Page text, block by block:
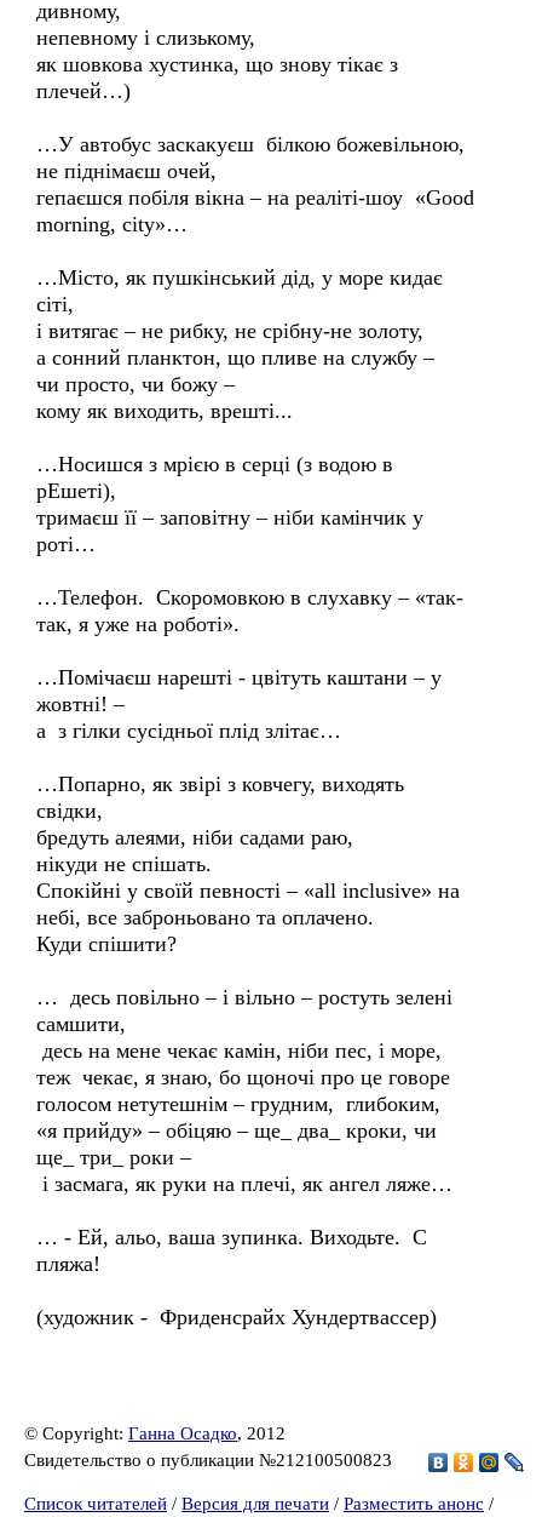
дивному,
непевному і слизькому,
як шовкова хустинка, що знову тікає з
плечей…)
…У автобус заскакуєш білкою божевільною,
не піднімаєш очей,
гепаєшся побіля вікна – на реаліті-шоу «Good
morning, city»…
…Місто, як пушкінський дід, у море кидає
сіті,
і витягає – не рибку, не срібну-не золоту,
а сонний планктон, що пливе на службу –
чи просто, чи божу –
кому як виходить, врешті...
…Носишся з мрією в серці (з водою в
рЕшеті),
тримаєш її – заповітну – ніби камінчик у
роті…
…Телефон. Скоромовкою в слухавку – «так-
так, я уже на роботі».
…Помічаєш нарешті - цвітуть каштани – у
жовтні! –
а з гілки сусідньої плід злітає…
…Попарно, як звірі з ковчегу, виходять
свідки,
бредуть алеями, ніби садами раю,
нікуди не спішать.
Спокійні у своїй певності – «all inclusive» на
небі, все заброньовано та оплачено.
Куди спішити?
… десь повільно – і вільно – ростуть зелені
самшити,
десь на мене чекає камін, ніби пес, і море,
теж чекає, я знаю, бо щоночі про це говоре
голосом нетутешнім – грудним, глибоким,
«я прийду» – обіцяю – ще_ два_ кроки, чи
ще_ три_ роки –
і засмага, як руки на плечі, як ангел ляже…
… - Ей, альо, ваша зупинка. Виходьте. С
пляжа!
(художник - Фриденсрайх Хундертвассер)
© Copyright: Ганна Осадко, 2012
Свидетельство о публикации №212100500823
Список читателей / Версия для печати / Разместить анонс /